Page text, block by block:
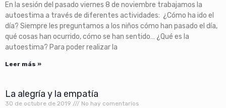
En la sesión del pasado viernes 8 de noviembre trabajamos la
autoestima a través de diferentes actividades: ¿Cómo ha ido el
día? Siempre les preguntamos a los niños cómo han pasado el día,
qué cosas han ocurrido, cómo se han sentido… ¿Qué es la
autoestima? Para poder realizar la
Leer más »
La alegría y la empatía
30 de octubre de 2019 No hay comentarios